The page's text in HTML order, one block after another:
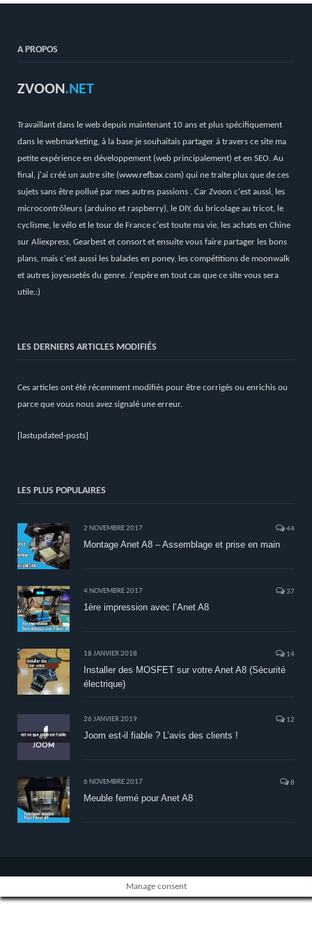
A PROPOS
ZVOON.NET
Travaillant dans le web depuis maintenant 10 ans et plus spécifiquement
dans le webmarketing, à la base je souhaitais partager à travers ce site ma
petite expérience en développement (web principalement) et en SEO. Au
final, j'ai créé un autre site (www.refbax.com) qui ne traite plus que de ces
sujets sans être pollué par mes autres passions . Car Zvoon c'est aussi, les
microcontrôleurs (arduino et raspberry), le DIY, du bricolage au tricot, le
cyclisme, le vélo et le tour de France c'est toute ma vie, les achats en Chine
sur Aliexpress, Gearbest et consort et ensuite vous faire partager les bons
plans, mais c'est aussi les balades en poney, les compétitions de moonwalk
et autres joyeusetés du genre. J'espère en tout cas que ce site vous sera
utile.:)
LES DERNIERS ARTICLES MODIFIÉS
Ces articles ont été récemment modifiés pour être corrigés ou enrichis ou
parce que vous nous avez signalé une erreur.
[lastupdated-posts]
LES PLUS POPULAIRES
2 NOVEMBRE 2017 44
Montage Anet A8 – Assemblage et prise en main
4 NOVEMBRE 2017 37
1ère impression avec l’Anet A8
18 JANVIER 2018 14
Installer des MOSFET sur votre Anet A8 (Sécurité
électrique)
26 JANVIER 2019 12
Joom est-il fiable ? L’avis des clients !
6 NOVEMBRE 2017 8
Meuble fermé pour Anet A8
Manage consent